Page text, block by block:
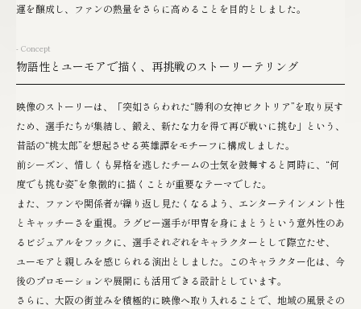
運を醸成し、ファンの熱量をさらに高めることを目的としました。
- Concept
物語性とユーモアで描く、再挑戦のストーリーテリング
映像のストーリーは、「突如さらわれた“勝利の女神ビクトリア”を取り戻す
ため、選手たちが集結し、鍛え、新たな力を得て再び戦いに挑む」という、
昔話の“桃太郎”を想起させる英雄譚をモチーフに構成しました。
前シーズン、惜しくも昇格を逃したチームの士気を鼓舞すると同時に、“何
度でも挑む姿”を象徴的に描くことが重要なテーマでした。
また、ファンや関係者が繰り返し見たくなるよう、エンターテインメント性
とキャッチーさを重視。ラグビー選手が甲冑を身にまとうという意外性のあ
るビジュアルをフックに、選手それぞれをキャラクターとして際立たせ、
ユーモアと親しみを感じられる演出としました。このキャラクター化は、今
後のプロモーションや展開にも活用できる設計としています。
さらに、大阪の街並みを積極的に映像へ取り入れることで、地域の風景その